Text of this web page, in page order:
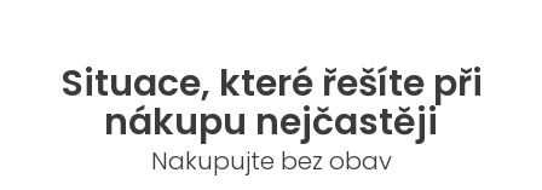
Situace, které řešíte při
nákupu nejčastěji
Nakupujte bez obav